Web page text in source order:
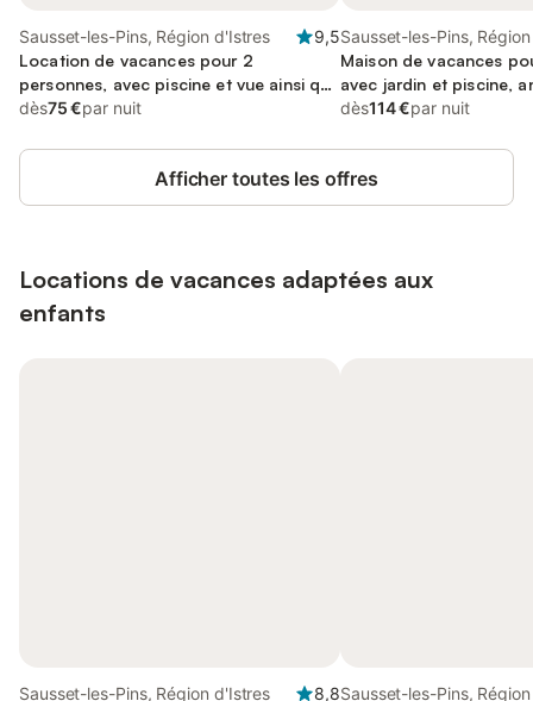
Sausset-les-Pins, Région d'Istres
9,5
Location de vacances pour 2
personnes, avec piscine et vue ainsi que
jardin et terrasse
dès75 €par nuit
Sausset-les-Pins,
Maison de vacances
avec jardin et piscine,
acceptés
dès114 €par nuit
Afficher toutes les offres
Locations de vacances adaptées aux
enfants
Sausset-les-Pins, Région d'Istres 8,8Sausset-les-Pins,